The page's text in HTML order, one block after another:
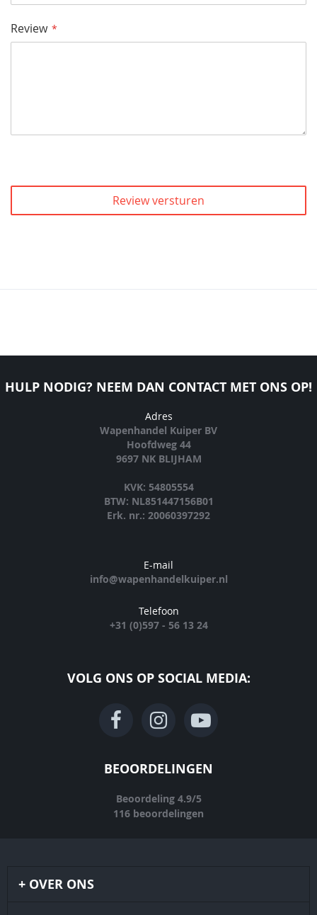
Review
Review versturen
HULP NODIG? NEEM DAN CONTACT MET ONS OP!
Adres
Wapenhandel Kuiper BV
Hoofdweg 44
9697 NK BLIJHAM
KVK: 54805554
BTW: NL851447156B01
Erk. nr.: 20060397292
E-mail
info@wapenhandelkuiper.nl
Telefoon
+31 (0)597 - 56 13 24
VOLG ONS OP SOCIAL MEDIA:
BEOORDELINGEN
Beoordeling 4.9/5
116 beoordelingen
OVER ONS